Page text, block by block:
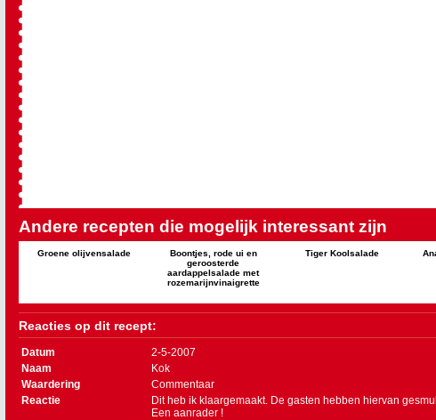
Andere recepten die mogelijk interessant zijn
Groene olijvensalade
Boontjes, rode ui en
geroosterde
aardappelsalade met
rozemarijnvinaigrette
Tiger Koolsalade
Reacties op dit recept:
Datum
2-5-2007
Naam
Kok
Waardering
Commentaar
Reactie
Dit heb ik klaargemaakt. De gasten hebben hiervan
Een aanrader !